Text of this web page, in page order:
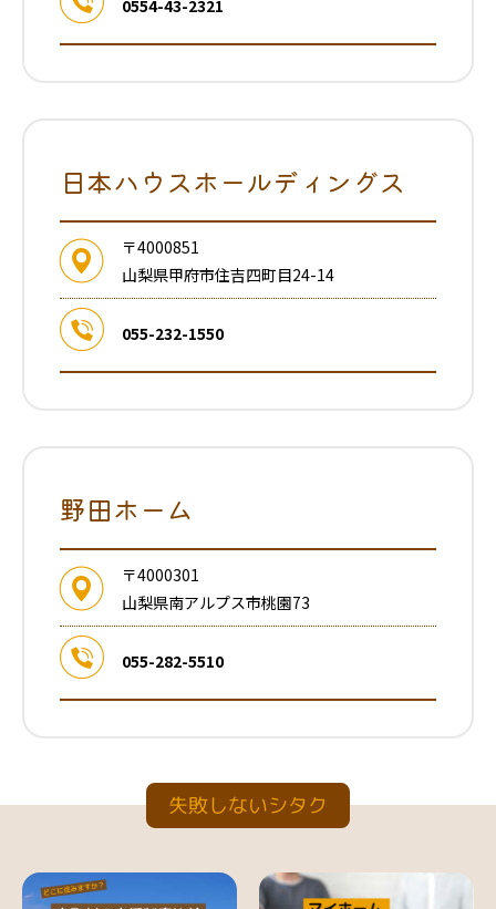
0554-43-2321
日本ハウスホールディングス
〒4000851
山梨県甲府市住吉四町目24-14
055-232-1550
野田ホーム
〒4000301
山梨県南アルプス市桃園73
055-282-5510
失敗しないシタク